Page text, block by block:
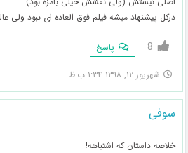
درکل پیشنهاد میشه فیلم فوق العاده ای نبود ولی
8 پاسخ
شهریور ۱۲, ۱۳۹۸ ۱:۳۴ ب.ظ
سوفی
خلاصه داستان که اشتباهه!